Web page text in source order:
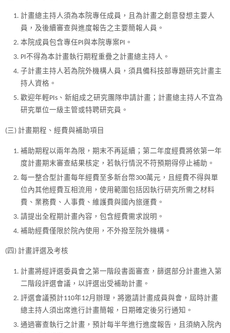
計畫總主持人須為本院專任成員，且為計畫之創意發想主要人
員，及後續審查與進度報告之主要簡報人員。
本院成員包含專任PI與本院專案PI。
PI不得為本計畫執行期程重疊之計畫總主持人。
子計畫主持人若為院外機構人員，須具備科技部專題研究計畫主
持人資格。
歡迎年輕PIs、新組成之研究團隊申請計畫；計畫總主持人不宜為
研究單位一級主管或特聘研究員。
(三) 計畫期程、經費與補助項目
補助期程以兩年為限，期末不再延續；第二年度經費將依第一年
度計畫期末審查結果核定，若執行情況不符預期得停止補助。
每一整合型計畫每年經費至多新台幣300萬元，且經費不得與單
位內其他經費互相流用，使用範圍包括因執行研究所需之材料
費、業務費、人事費、維護費與國內旅運費。
請提出全程期計畫內容，包含經費需求說明。
補助經費僅限於院內使用，不外撥至院外機構。
(四) 計畫評選及考核
計畫將經評選委員會之第一階段書面審查，篩選部分計畫進入第
二階段評選會議，以評選出受補助計畫。
評選會議預計110年12月辦理，將邀請計畫成員與會，屆時計畫
總主持人須出席進行計畫簡報，日期確定後另行通知。
通過審查執行之計畫，預計每半年進行進度報告，且須納入院內